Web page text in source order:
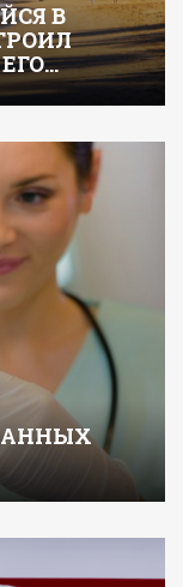
В